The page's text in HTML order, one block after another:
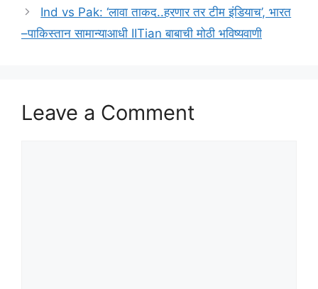
Ind vs Pak: ‘लावा ताकद..हरणार तर टीम इंडियाच’, भारत
–पाकिस्तान सामान्याआधी IITian बाबाची मोठी भविष्यवाणी
Leave a Comment